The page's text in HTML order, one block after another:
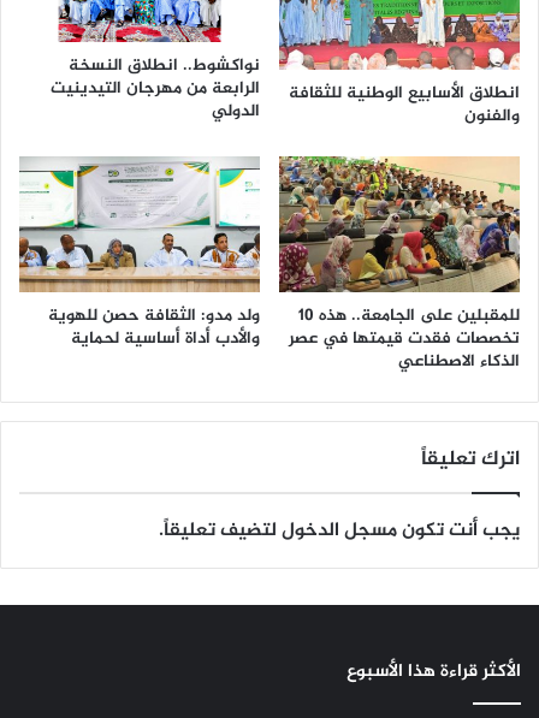
انطلاق الأسابيع الوطنية للثقافة
والفنون
نواكشوط.. انطلاق النسخة
الرابعة من مهرجان التيدينيت
الدولي
للمقبلين على الجامعة.. هذه 10
تخصصات فقدت قيمتها في عصر
الذكاء الاصطناعي
ولد مدو: الثقافة حصن للهوية
والأدب أداة أساسية لحماية
اترك تعليقاً
يجب أنت تكونمسجل الدخوللتضيف تعليقاً.
الأكثر قراءة هذا الأسبوع